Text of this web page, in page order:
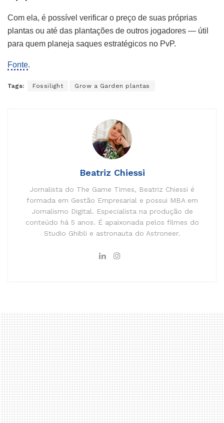
Com ela, é possível verificar o preço de suas próprias
plantas ou até das plantações de outros jogadores — útil
para quem planeja saques estratégicos no PvP.
Fonte.
Tags: Fossilight Grow a Garden plantas
Beatriz Chiessi
Jornalista do The Game Times, Beatriz Chiessi é
formada em Gestão Empresarial e possui MBA em
Jornalismo Digital. Especialista na produção de
conteúdo há 5 anos. É apaixonada pelos filmes do
Studio Ghibli e astronauta do Astroneer.